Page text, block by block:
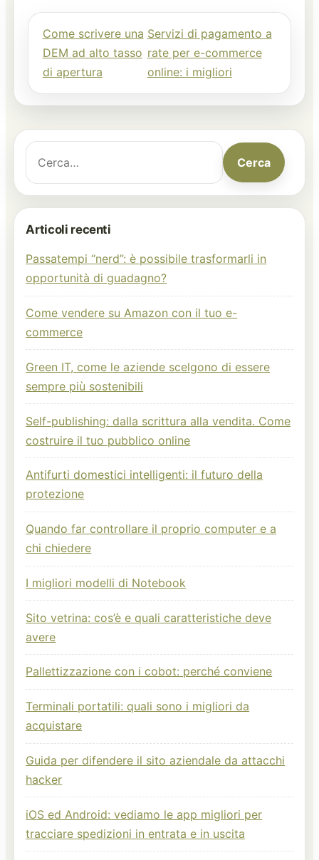
Navigazione articoli
Come scrivere una
DEM ad alto tasso
di apertura
Servizi di pagamento a
rate per e-commerce
online: i migliori
Cerca:
Cerca
Articoli recenti
Passatempi “nerd”: è possibile trasformarli in
opportunità di guadagno?
Come vendere su Amazon con il tuo e-
commerce
Green IT, come le aziende scelgono di essere
sempre più sostenibili
Self-publishing: dalla scrittura alla vendita. Come
costruire il tuo pubblico online
Antifurti domestici intelligenti: il futuro della
protezione
Quando far controllare il proprio computer e a
chi chiedere
I migliori modelli di Notebook
Sito vetrina: cos’è e quali caratteristiche deve
avere
Pallettizzazione con i cobot: perché conviene
Terminali portatili: quali sono i migliori da
acquistare
Guida per difendere il sito aziendale da attacchi
hacker
iOS ed Android: vediamo le app migliori per
tracciare spedizioni in entrata e in uscita